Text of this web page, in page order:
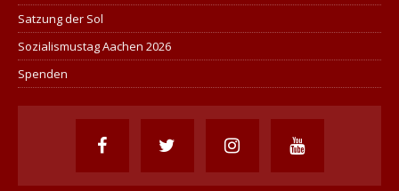
Satzung der Sol
Sozialismustag Aachen 2026
Spenden